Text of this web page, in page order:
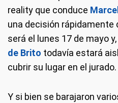
reality que conduce
una decisión rápidamente
será el lunes 17 de mayo
de Brito todavía estará
cubrir su lugar en el jurado.
Y si bien se barajaron